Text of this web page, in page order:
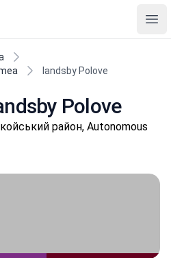
landsby Polove
Polove
район, Autonomous